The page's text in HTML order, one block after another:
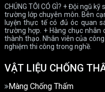
CHÚNG TÔI CÓ GÌ? + Đội ngũ
trường lớp chuyên môn. Bên
luyện thực tế có đủ óc quan
trường hợp. + Hàng chục
thành thạo. Nhân viên của
nghiệm thi công trong nghề.
VẬT LIỆU CHỐNG
Màng Chống Thấm